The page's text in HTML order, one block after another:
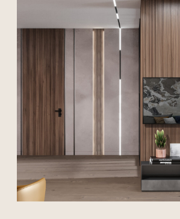
Площадь 80 м
2023, ЖК «Вересаево»
«Волшебство пастельных форм»